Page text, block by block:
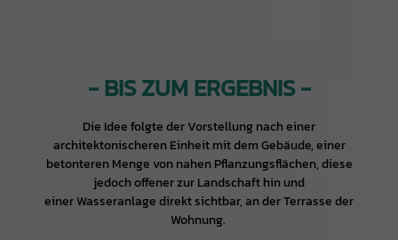
- BIS ZUM ERGEBNIS -
Die Idee folgte der Vorstellung nach einer
architektonischeren Einheit mit dem Gebäude, einer
betonteren Menge von nahen Pflanzungsflächen, diese
jedoch offener zur Landschaft hin und
einer Wasseranlage direkt sichtbar, an der Terrasse der
Wohnung.